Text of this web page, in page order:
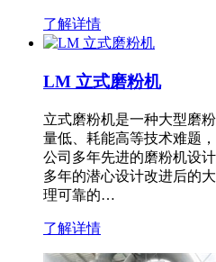
了解详情
LM 立式磨粉机
立式磨粉机是一种大型磨
量低、耗能高等技术难题
公司多年先进的磨粉机设
多年的潜心设计改进后的
理可靠的…
了解详情